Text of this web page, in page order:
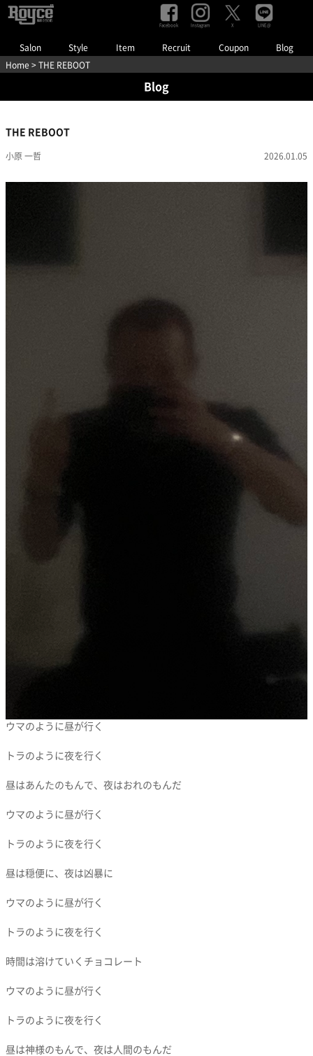
Salon Style Item Recruit Coupon Blog
Facebook Instagram X LINE@
Home > THE REBOOT
Blog
THE REBOOT
小原 一哲 2026.01.05
ウマのように昼が行く
トラのように夜を行く
昼はあんたのもんで、夜はおれのもんだ
ウマのように昼が行く
トラのように夜を行く
昼は穏便に、夜は凶暴に
ウマのように昼が行く
トラのように夜を行く
時間は溶けていくチョコレート
ウマのように昼が行く
トラのように夜を行く
昼は神様のもんで、夜は人間のもんだ